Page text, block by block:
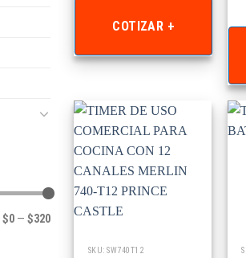
$0— $320
COTIZAR +
SKU: SW740T12